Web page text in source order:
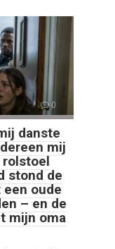
0
danste
mij
rolstoel
stond de
oude
– en de
mijn oma